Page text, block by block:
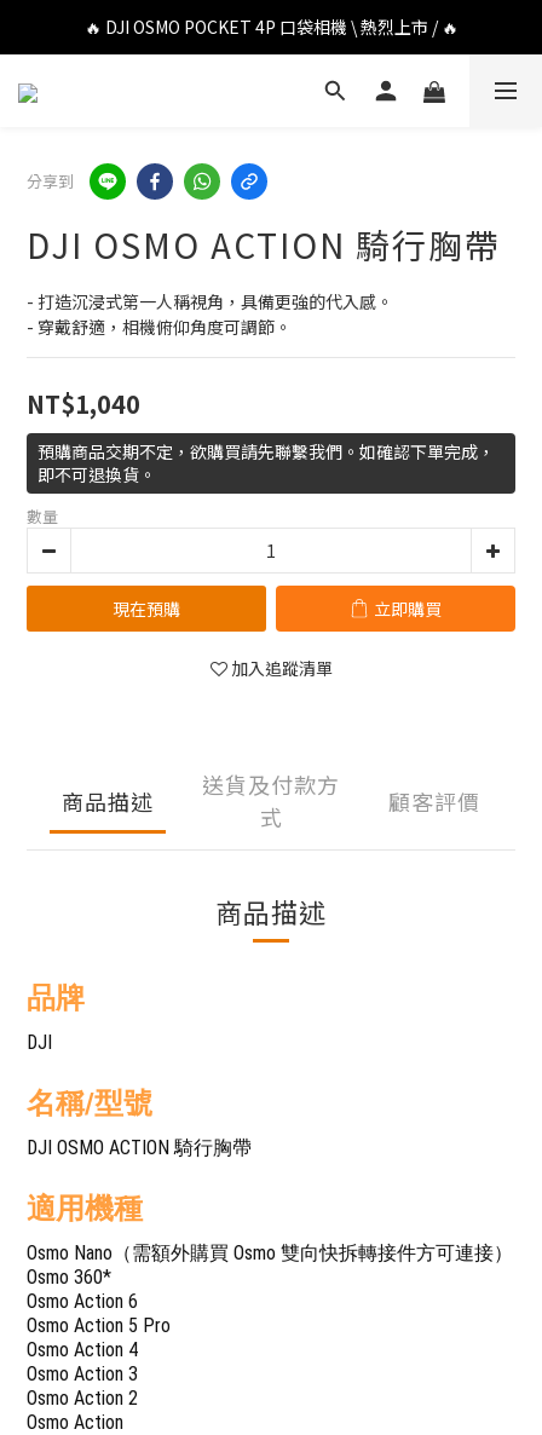
🔥 DJI OSMO POCKET 4P 口袋相機 \ 熱烈上市 / 🔥
🔥 DJI OSMO POCKET 4P 口袋相機 \ 熱烈上市 / 🔥
🔥 Insta360 Luna Ultra 雲台相機 \ 熱烈上市 / 🔥
🔥 DJI OSMO POCKET 4P 口袋相機 \ 熱烈上市 / 🔥
分享到
DJI OSMO ACTION 騎行胸帶
- 打造沉浸式第一人稱視角，具備更強的代入感。
- 穿戴舒適，相機俯仰角度可調節。
NT$1,040
預購商品交期不定，欲購買請先聯繫我們。如確認下單完成，
即不可退換貨。
數量
現在預購 立即購買
加入追蹤清單
商品描述
送貨及付款方
式
顧客評價
商品描述
品牌
DJI
名稱/型號
DJI OSMO ACTION 騎行胸帶
適用機種
Osmo Nano（需額外購買 Osmo 雙向快拆轉接件方可連接）
Osmo 360*
Osmo Action 6
Osmo Action 5 Pro
Osmo Action 4
Osmo Action 3
Osmo Action 2
Osmo Action